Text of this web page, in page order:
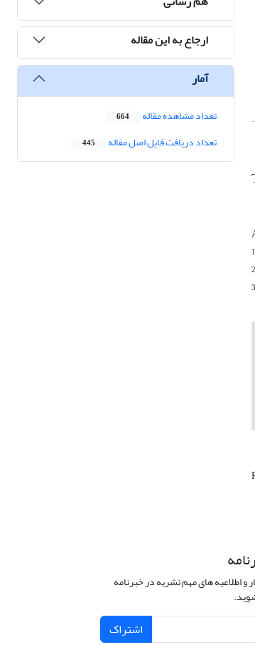
1
2
3
ارجاع به این مقاله
آمار
تعداد مشاهده مقاله 664
تعداد دریافت فایل اصل مقاله 445
و اطلاعیه های مهم نشریه در خبرنامه
اشتراک